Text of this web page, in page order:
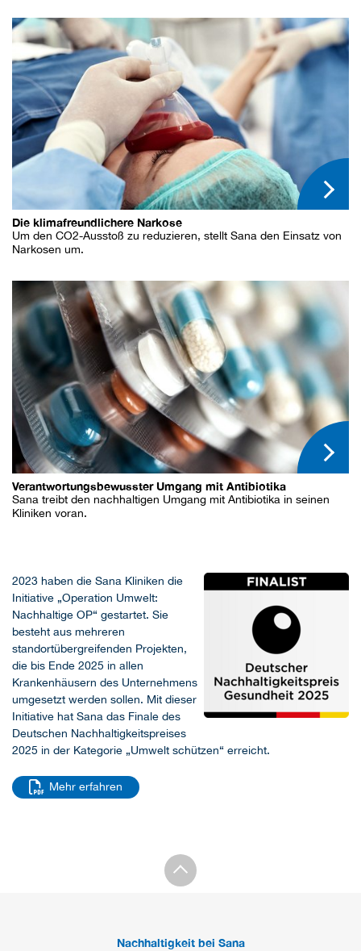
Die klimafreundlichere Narkose
Um den CO2-Ausstoß zu reduzieren, stellt Sana den Einsatz von
Narkosen um.
Verantwortungsbewusster Umgang mit Antibiotika
Sana treibt den nachhaltigen Umgang mit Antibiotika in seinen
Kliniken voran.
2023 haben die Sana Kliniken die
Initiative „Operation Umwelt:
Nachhaltige OP“ gestartet. Sie
besteht aus mehreren
standortübergreifenden Projekten,
die bis Ende 2025 in allen
Krankenhäusern des Unternehmens
umgesetzt werden sollen. Mit dieser
Initiative hat Sana das Finale des
Deutschen Nachhaltigkeitspreises
2025 in der Kategorie „Umwelt schützen“ erreicht.
Mehr erfahren
Nachhaltigkeit bei Sana